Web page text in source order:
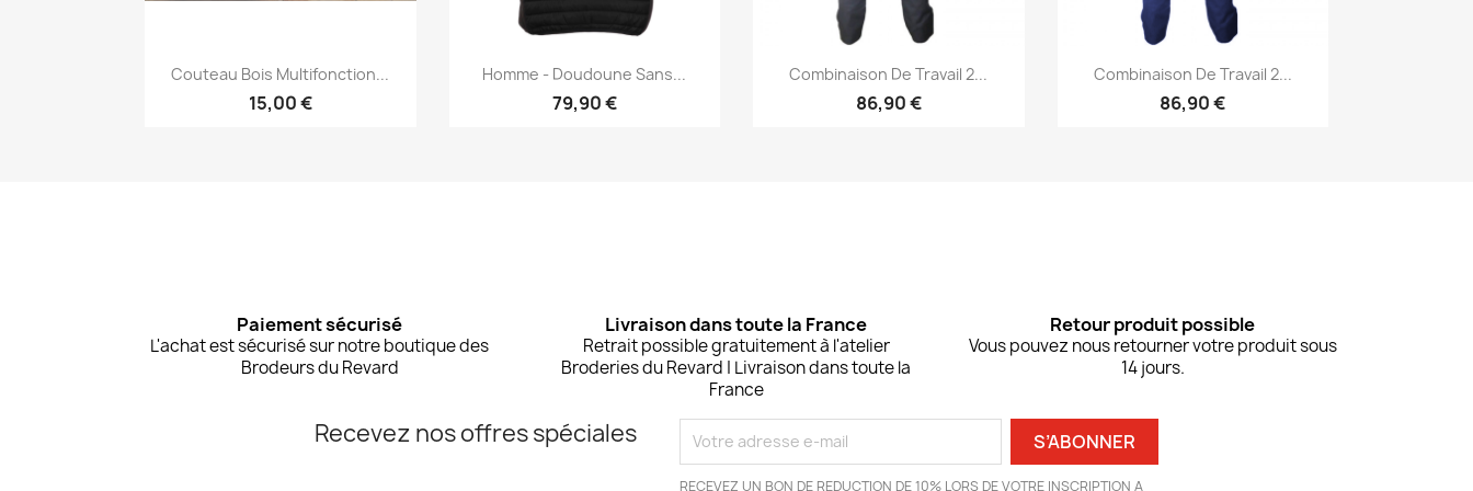
Aperçu rapide
Couteau Bois Multifonction...
15,00 €
Aperçu rapide
Homme - Doudoune Sans...
79,90 €
Aperçu rapide
Combinaison De Travail 2...
86,90 €
Aperçu rapide
Combinaison De Travail 2...
86,90 €
Paiement sécurisé
L'achat est sécurisé sur notre boutique des
Brodeurs du Revard
Livraison dans toute la France
Retrait possible gratuitement à l'atelier
Broderies du Revard | Livraison dans toute la
France
Retour produit possible
Vous pouvez nous retourner votre produit sous
14 jours.
Recevez nos offres spéciales
RECEVEZ UN BON DE REDUCTION DE 10% LORS DE VOTRE INSCRIPTION A